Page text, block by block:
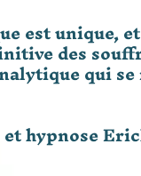
est unique,
des
qui
hypnose